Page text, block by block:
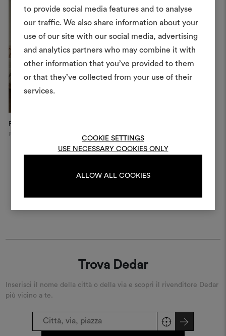
to provide social media features and to analyse
our traffic. We also share information about your
use of our site with our social media, advertising
and analytics partners who may combine it with
other information that you’ve provided to them
or that they’ve collected from your use of their
services.
COOKIE SETTINGS
USE NECESSARY COOKIES ONLY
ALLOW ALL COOKIES
Private Apartment
Poland
Trova Dedar
Inserisci il nome della città o della via e scopri il rivenditore Dedar
più vicino a te.
Crea
Uno strumento interattivo
e condividere le tue idee,
REGISTRATI